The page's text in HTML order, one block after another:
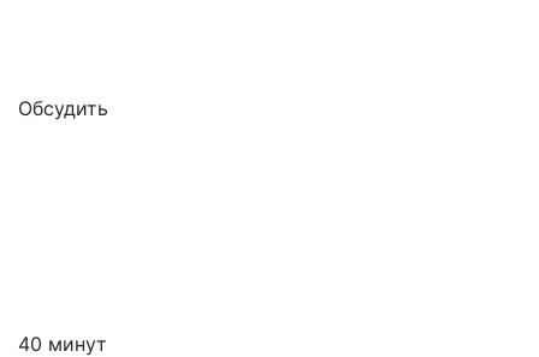
Обсудить
40 минут